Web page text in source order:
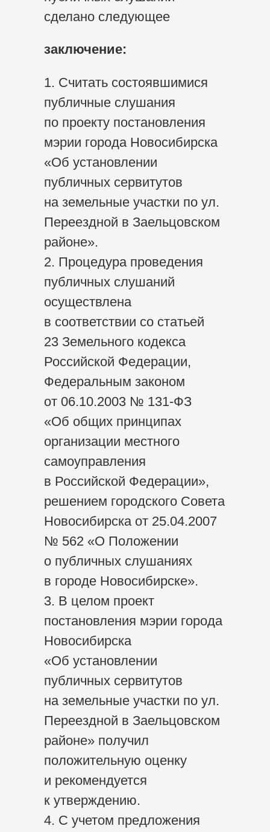
сделано следующее
заключение:
1. Считать состоявшимися
публичные слушания
по проекту постановления
мэрии города Новосибирска
«Об установлении
публичных сервитутов
на земельные участки по ул.
Переездной в Заельцовском
районе».
2. Процедура проведения
публичных слушаний
осуществлена
в соответствии со статьей
23 Земельного кодекса
Российской Федерации,
Федеральным законом
от 06.10.2003 № 131-ФЗ
«Об общих принципах
организации местного
самоуправления
в Российской Федерации»,
решением городского Совета
Новосибирска от 25.04.2007
№ 562 «О Положении
о публичных слушаниях
в городе Новосибирске».
3. В целом проект
постановления мэрии города
Новосибирска
«Об установлении
публичных сервитутов
на земельные участки по ул.
Переездной в Заельцовском
районе» получил
положительную оценку
и рекомендуется
к утверждению.
4. С учетом предложения